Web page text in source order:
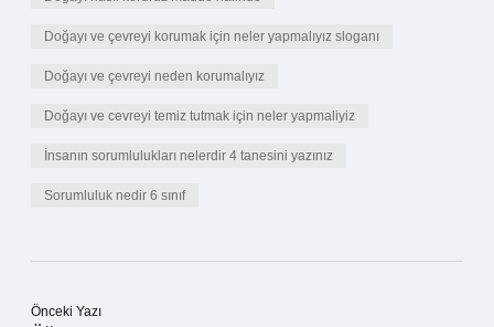
Doğayı ve çevreyi korumak için neler yapmalıyız sloganı
Doğayı ve çevreyi neden korumalıyız
Doğayı ve cevreyi temiz tutmak için neler yapmaliyiz
İnsanın sorumlulukları nelerdir 4 tanesini yazınız
Sorumluluk nedir 6 sınıf
Önceki Yazı